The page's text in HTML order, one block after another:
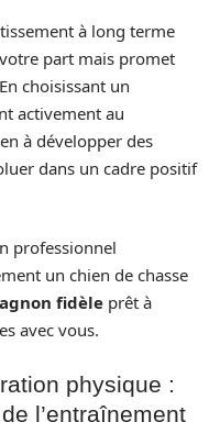
à long terme
part mais promet
choisissant un
activement au
à développer des
dans un cadre positif
professionnel
un chien de chasse
fidèle prêt à
avec vous.
physique :
l’entraînement